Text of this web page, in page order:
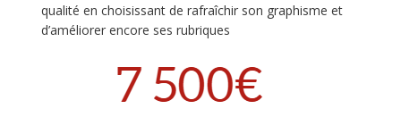
qualité en choisissant de rafraîchir son graphisme et
d’améliorer encore ses rubriques